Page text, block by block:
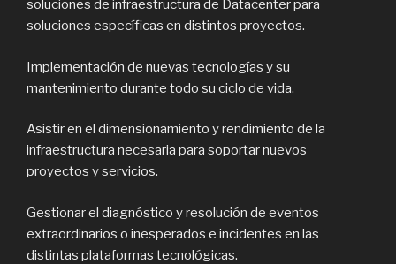
soluciones de infraestructura de Datacenter para
soluciones específicas en distintos proyectos.
Implementación de nuevas tecnologías y su
mantenimiento durante todo su ciclo de vida.
Asistir en el dimensionamiento y rendimiento de la
infraestructura necesaria para soportar nuevos
proyectos y servicios.
Gestionar el diagnóstico y resolución de eventos
extraordinarios o inesperados e incidentes en las
distintas plataformas tecnológicas.